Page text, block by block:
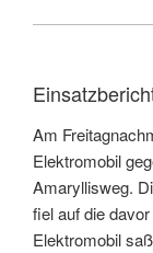
Am
Elektromobil
Amaryllisweg.
fiel auf die
Elektromobil